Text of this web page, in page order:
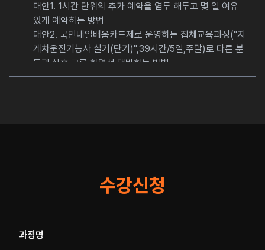
대안1. 1시간 단위의 추가 예약을 염두 해두고 몇 일 여유
있게 예약하는 방법
대안2. 국민내일배움카드제로 운영하는 집체교육과정("지
게차운전기능사 실기(단기)",39시간/5일,주말)로 다른 분
들과 상호 교류 하면서 대비하는 방법
수강신청
과정명